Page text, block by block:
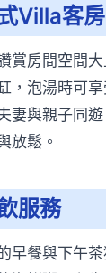
Villa客房
賞房間空間
，泡湯時可
妻與親子同
放鬆。
服務
早餐與下午